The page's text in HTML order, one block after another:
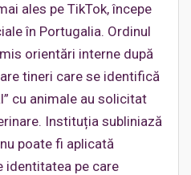
ales pe TikTok, începe
în Portugalia. Ordinul
orientări interne după
tineri care se identifică
cu animale au solicitat
Instituția subliniază
poate fi aplicată
identitatea pe care